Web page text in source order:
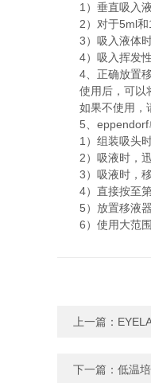
1）垂直吸入液
2）对于5ml和
3）吸入液体时
4）吸入挥发性
4、正确放置移
使用后​​，可以将
如果不使用，请
5、eppendorf
1）组装吸头时
2）吸液时，迅
3）吸液时，移
4）直接按至第
5）放置移液器
6）使用大范围
上一篇：
下一篇： 低温